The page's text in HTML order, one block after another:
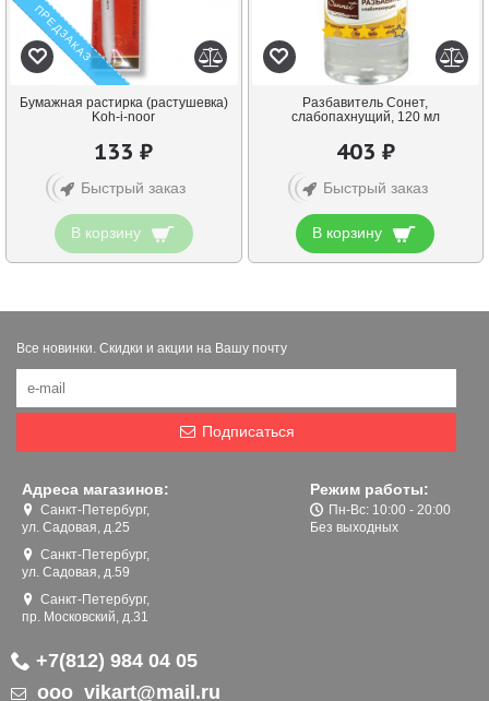
ПРЕДЗАКАЗ
Бумажная растирка (растушевка)
Koh-i-noor
133 ₽
Быстрый заказ
В корзину
Разбавитель Сонет,
слабопахнущий, 120 мл
403 ₽
Быстрый заказ
В корзину
Все новинки. Скидки и акции на Вашу почту
Подписаться
Адреса магазинов:
Санкт-Петербург,
ул. Садовая, д.25
Санкт-Петербург,
ул. Садовая, д.59
Санкт-Петербург,
пр. Московский, д.31
Режим работы:
Пн-Вс: 10:00 - 20:00
Без выходных
+7(812) 984 04 05
ooo_vikart@mail.ru